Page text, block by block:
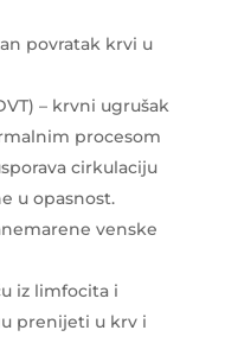
povratak krvi u
– krvni ugrušak
procesom
cirkulaciju
u opasnost.
venske
iz limfocita i
prenijeti u krv i